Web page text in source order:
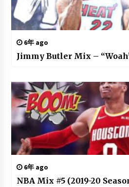
6年 ago
Jimmy Butler Mix –
6年 ago
NBA Mix #5 (2019-20